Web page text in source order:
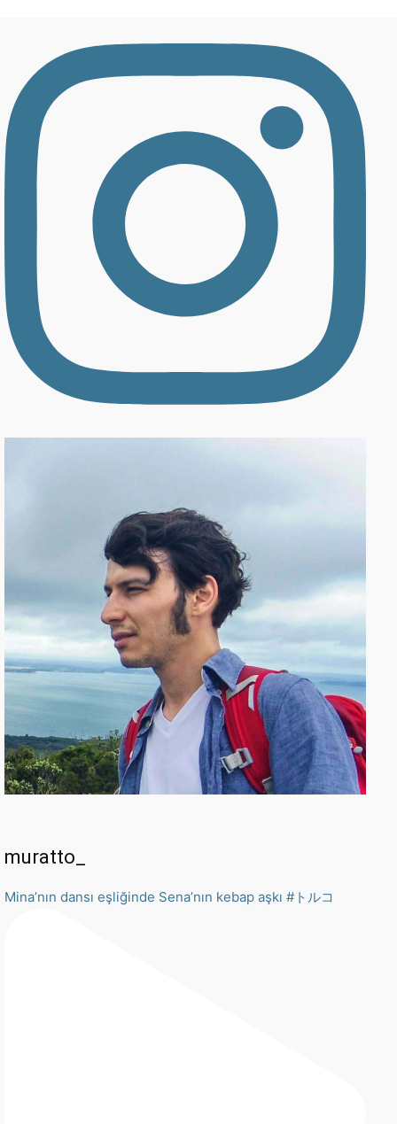
muratto_
Mina’nın dansı eşliğinde Sena’nın kebap aşkı #トルコ